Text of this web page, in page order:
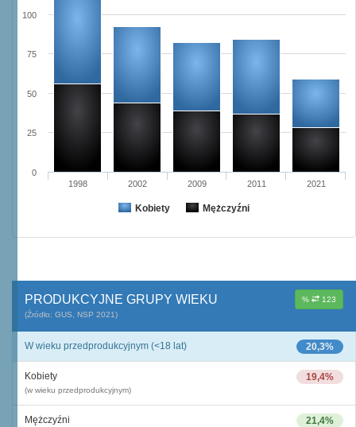
Kobiety Mężczyźni
1998 2002 2009 2011 2021
0
25
50
75
100
% 123
PRODUKCYJNE GRUPY WIEKU
(Źródło: GUS, NSP 2021)
20,3%
W wieku przedprodukcyjnym (<18 lat)
19,4%
Kobiety
(w wieku przedprodukcyjnym)
21,4%
Mężczyźni